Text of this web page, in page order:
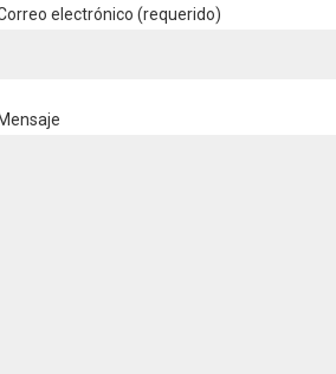
electrónico (requerido)
Mensaje